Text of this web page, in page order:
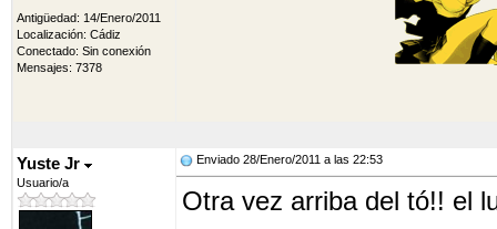
Antigüedad: 14/Enero/2011
Localización: Cádiz
Conectado: Sin conexión
Mensajes: 7378
Yuste Jr
Usuario/a
Enviado 28/Enero/2011 a las 22:53
Otra vez arriba del tó!! el